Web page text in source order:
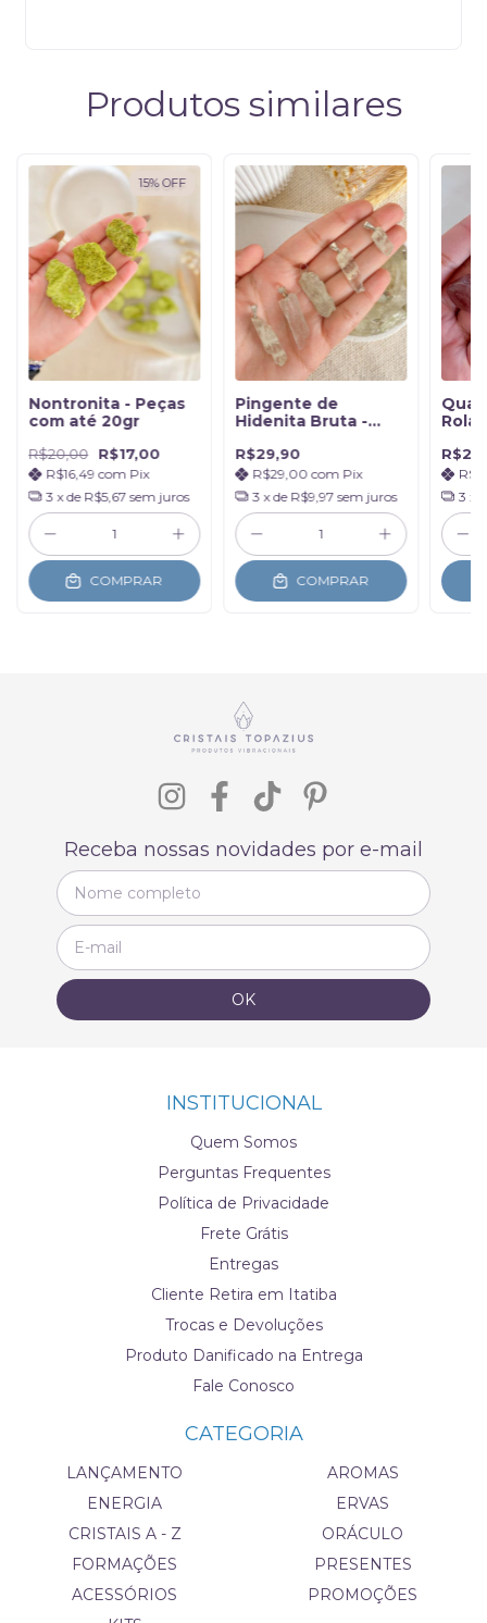
Produtos similares
15%OFF
Nontronita - Peças
com até 20gr
R$20,00 R$17,00
R$16,49 com Pix
3 x de R$5,67 sem juros
COMPRAR
Pingente de
Hidenita Bruta -
Emocional
R$29,90
R$29,00com Pix
3 x de R$9,97 sem juros
COMPRAR
3 x
Receba nossas novidades por e-mail
INSTITUCIONAL
Quem Somos
Perguntas Frequentes
Política de Privacidade
Frete Grátis
Entregas
Cliente Retira em Itatiba
Trocas e Devoluções
Produto Danificado na Entrega
Fale Conosco
CATEGORIA
LANÇAMENTO
ENERGIA
CRISTAIS A - Z
FORMAÇÕES
ACESSÓRIOS
AROMAS
ERVAS
ORÁCULO
PRESENTES
PROMOÇÕES